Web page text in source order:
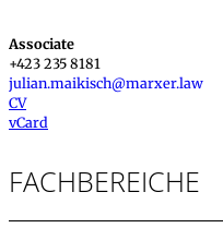
Associate
+423 235 8181
julian.maikisch@marxer.law
CV
vCard
FACHBEREICHE